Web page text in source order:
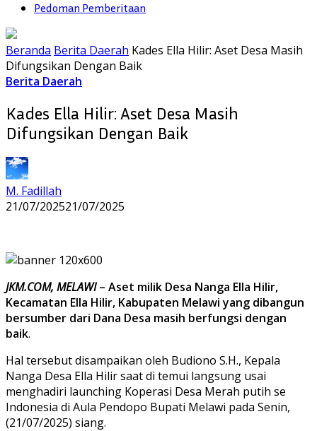
Pedoman Pemberitaan
Beranda Berita Daerah Kades Ella Hilir: Aset Desa Masih
Difungsikan Dengan Baik
Berita Daerah
Kades Ella Hilir: Aset Desa Masih
Difungsikan Dengan Baik
M. Fadillah
21/07/202521/07/2025
JKM.COM, MELAWI– Aset milik Desa Nanga Ella Hilir,
Kecamatan Ella Hilir, Kabupaten Melawi yang dibangun
bersumber dari Dana Desa masih berfungsi dengan
baik.
Hal tersebut disampaikan oleh Budiono S.H., Kepala
Nanga Desa Ella Hilir saat di temui langsung usai
menghadiri launching Koperasi Desa Merah putih se
Indonesia di Aula Pendopo Bupati Melawi pada Senin,
(21/07/2025) siang.